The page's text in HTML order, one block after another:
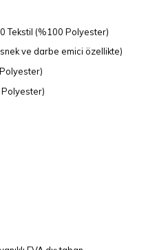
Tekstil (%100 Polyester)
ve darbe emici özellikte)